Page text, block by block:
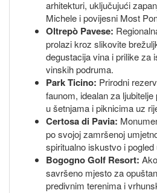
arhitekturi, uključujući
Michele i povijesni Most
Oltrepò Pavese:
prolazi kroz slikovite
degustacija vina i prilike za
vinskih podruma.
Park Ticino: Prirodni
faunom, idealan za
u šetnjama i piknicima uz
Certosa di Pavia:
po svojoj zamršenoj
spiritualno iskustvo i
Bogogno Golf Resort:
savršeno mjesto za
predivnim terenima i